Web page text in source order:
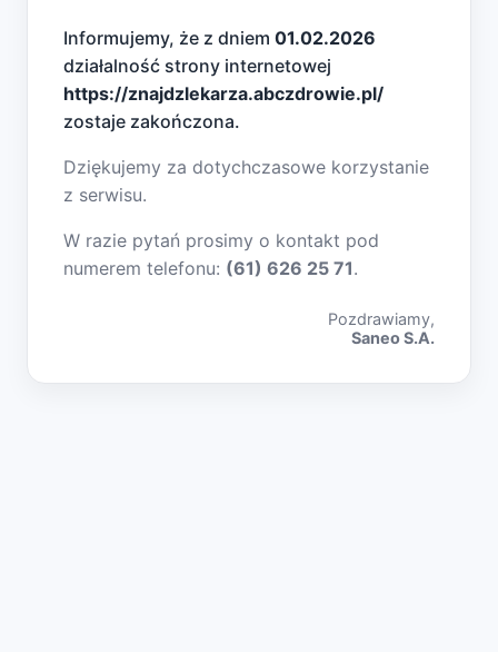
Informujemy, że z dniem 01.02.2026
działalność strony internetowej
https://znajdzlekarza.abczdrowie.pl/
zostaje zakończona.
Dziękujemy za dotychczasowe korzystanie
z serwisu.
W razie pytań prosimy o kontakt pod
numerem telefonu: (61) 626 25 71.
Pozdrawiamy,
Saneo S.A.